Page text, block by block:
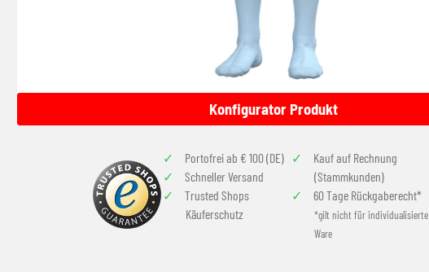
Konfigurator Produkt
Portofrei ab € 100 (DE)
Schneller Versand
Trusted Shops
Käuferschutz
Kauf auf Rechnung
(Stammkunden)
60 Tage Rückgaberecht*
*gilt nicht für individualisierte
Ware